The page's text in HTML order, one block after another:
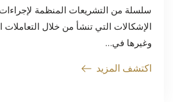
سلسلة من التشريعات المنظمة لإجراءات
الإشكالات التي تنشأ من خلال التعاملات
وغيرها في…
اكتشف المزيد